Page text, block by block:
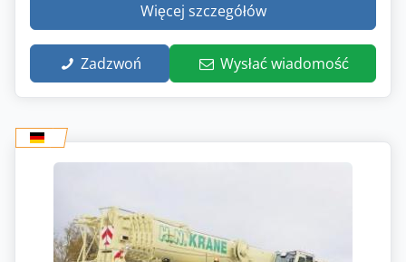
Więcej szczegółów
Zadzwoń Wysłać wiadomość